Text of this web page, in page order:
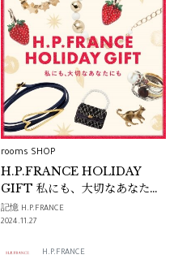
rooms SHOP
H.P.FRANCE HOLIDAY
GIFT 私にも、大切なあなたに
も -JEWELRY-
記憶 H.P.FRANCE
2024.11.27
H.P.FRANCE